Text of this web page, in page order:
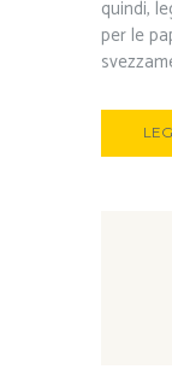
quindi,
per le